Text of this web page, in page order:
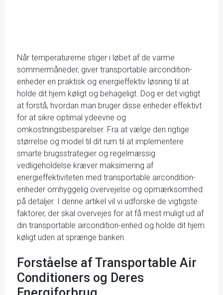
Når temperaturerne stiger i løbet af de varme
sommermåneder, giver transportable aircondition-
enheder en praktisk og energieffektiv løsning til at
holde dit hjem køligt og behageligt. Dog er det vigtigt
at forstå, hvordan man bruger disse enheder effektivt
for at sikre optimal ydeevne og
omkostningsbesparelser. Fra at vælge den rigtige
størrelse og model til dit rum til at implementere
smarte brugsstrategier og regelmæssig
vedligeholdelse kræver maksimering af
energieffektiviteten med transportable aircondition-
enheder omhyggelig overvejelse og opmærksomhed
på detaljer. I denne artikel vil vi udforske de vigtigste
faktorer, der skal overvejes for at få mest muligt ud af
din transportable aircondition-enhed og holde dit hjem
køligt uden at sprænge banken.
Forståelse af Transportable Air
Conditioners og Deres